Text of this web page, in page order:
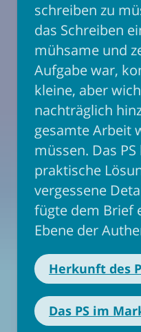
schreiben zu
das Schreiben
mühsame und
Aufgabe war,
kleine, aber
nachträglich
gesamte Arbeit
müssen. Das
praktische
vergessene
fügte dem Brief
Ebene der
Herkunft des
Das PS im